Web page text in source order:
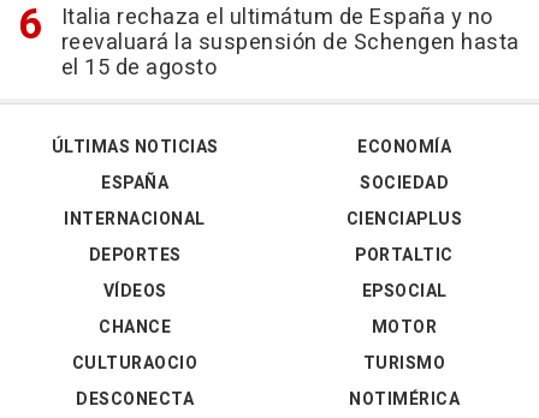
Italia rechaza el ultimátum de España y no
reevaluará la suspensión de Schengen hasta
el 15 de agosto
ÚLTIMAS NOTICIAS
ESPAÑA
INTERNACIONAL
DEPORTES
VÍDEOS
ECONOMÍA
SOCIEDAD
CIENCIAPLUS
PORTALTIC
EPSOCIAL
CHANCE
CULTURAOCIO
DESCONECTA
MOTOR
TURISMO
NOTIMÉRICA